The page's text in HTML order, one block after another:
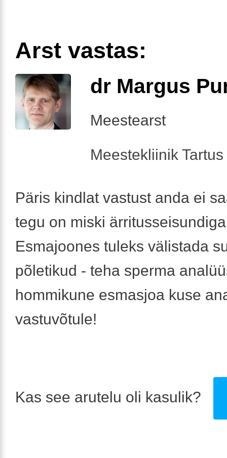
Arst vastas:
dr Margus
Meestearst
Meestekliinik
Päris kindlat vastust anda ei
tegu on miski
Esmajoones tuleks välistada
põletikud - teha sperma
hommikune esmasjoa kuse
vastuvõtule!
Kas see arutelu oli kasulik?